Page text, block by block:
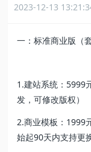
2023-12-13
一：标准商业版（
1.建站系统：5999
发，可修改版权）
2.商业模板：1999
始起90天内支持更